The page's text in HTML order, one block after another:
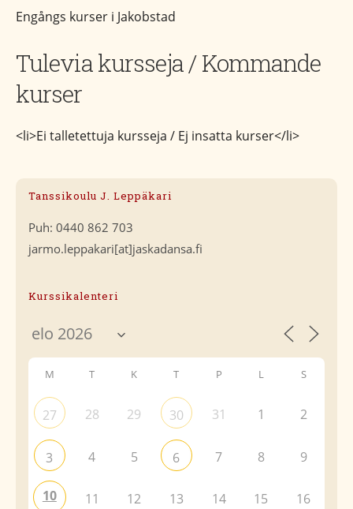
Engångs kurser i Jakobstad
Tulevia kursseja / Kommande
kurser
<li>Ei talletettuja kursseja / Ej insatta kurser</li>
Tanssikoulu J. Leppäkari
Puh: 0440 862 703
jarmo.leppakari[at]jaskadansa.fi
Kurssikalenteri
M T K T P L S
27 28 29 30 31 1 2
3 4 5 6 7 8 9
10 11 12 13 14 15 16